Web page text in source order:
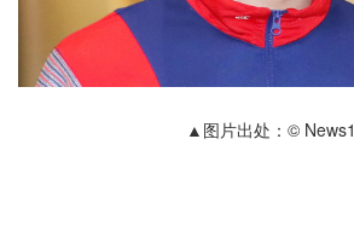
▲图片出处：© News1